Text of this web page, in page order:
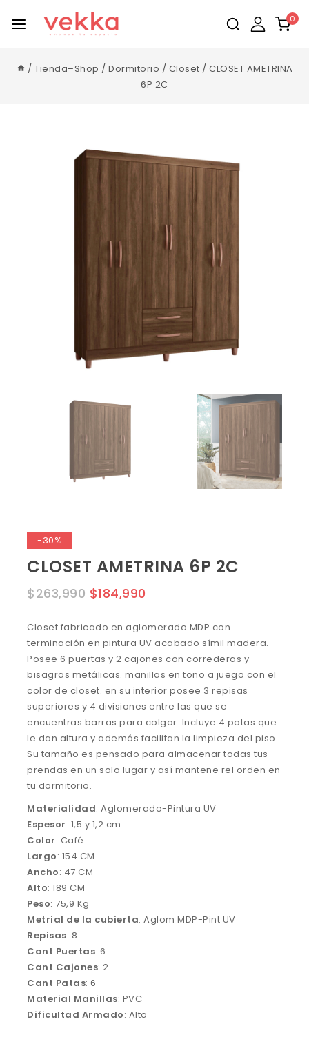
0
/ Tienda–Shop / Dormitorio / Closet / CLOSET AMETRINA
6P 2C
-30%
CLOSET AMETRINA 6P 2C
$263,990 $184,990
Closet fabricado en aglomerado MDP con
terminación en pintura UV acabado símil madera.
Posee 6 puertas y 2 cajones con correderas y
bisagras metálicas. manillas en tono a juego con el
color de closet. en su interior posee 3 repisas
superiores y 4 divisiones entre las que se
encuentras barras para colgar. Incluye 4 patas que
le dan altura y además facilitan la limpieza del piso.
Su tamaño es pensado para almacenar todas tus
prendas en un solo lugar y así mantene rel orden en
tu dormitorio.
Materialidad: Aglomerado-Pintura UV
Espesor: 1,5 y 1,2 cm
Color: Café
Largo: 154 CM
Ancho: 47 CM
Alto: 189 CM
Peso: 75,9 Kg
Metrial de la cubierta: Aglom MDP-Pint UV
Repisas: 8
Cant Puertas: 6
Cant Cajones: 2
Cant Patas: 6
Material Manillas: PVC
Dificultad Armado: Alto